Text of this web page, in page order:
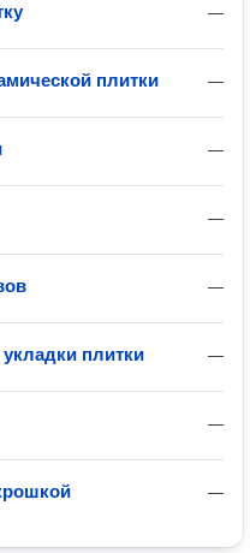
—
—
плитки
—
—
—
—
плитки
—
—